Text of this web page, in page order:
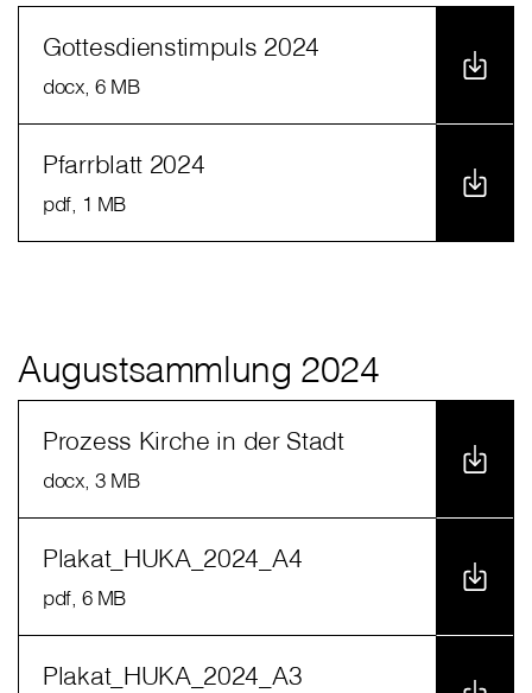
Gottesdienstimpuls 2024
docx, 6 MB
Pfarrblatt 2024
pdf, 1 MB
Augustsammlung 2024
Prozess Kirche in der Stadt
docx, 3 MB
Plakat_HUKA_2024_A4
pdf, 6 MB
Plakat_HUKA_2024_A3